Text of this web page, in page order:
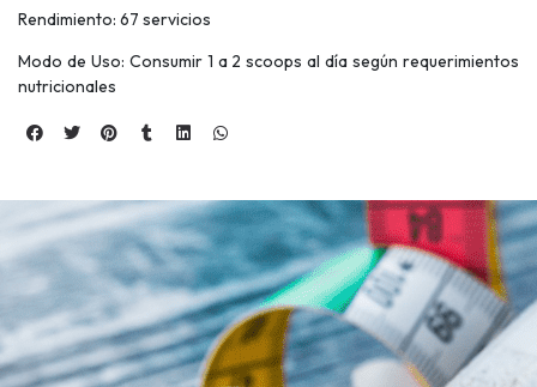
Rendimiento: 67 servicios
Modo de Uso: Consumir 1 a 2 scoops al día según requerimientos
nutricionales